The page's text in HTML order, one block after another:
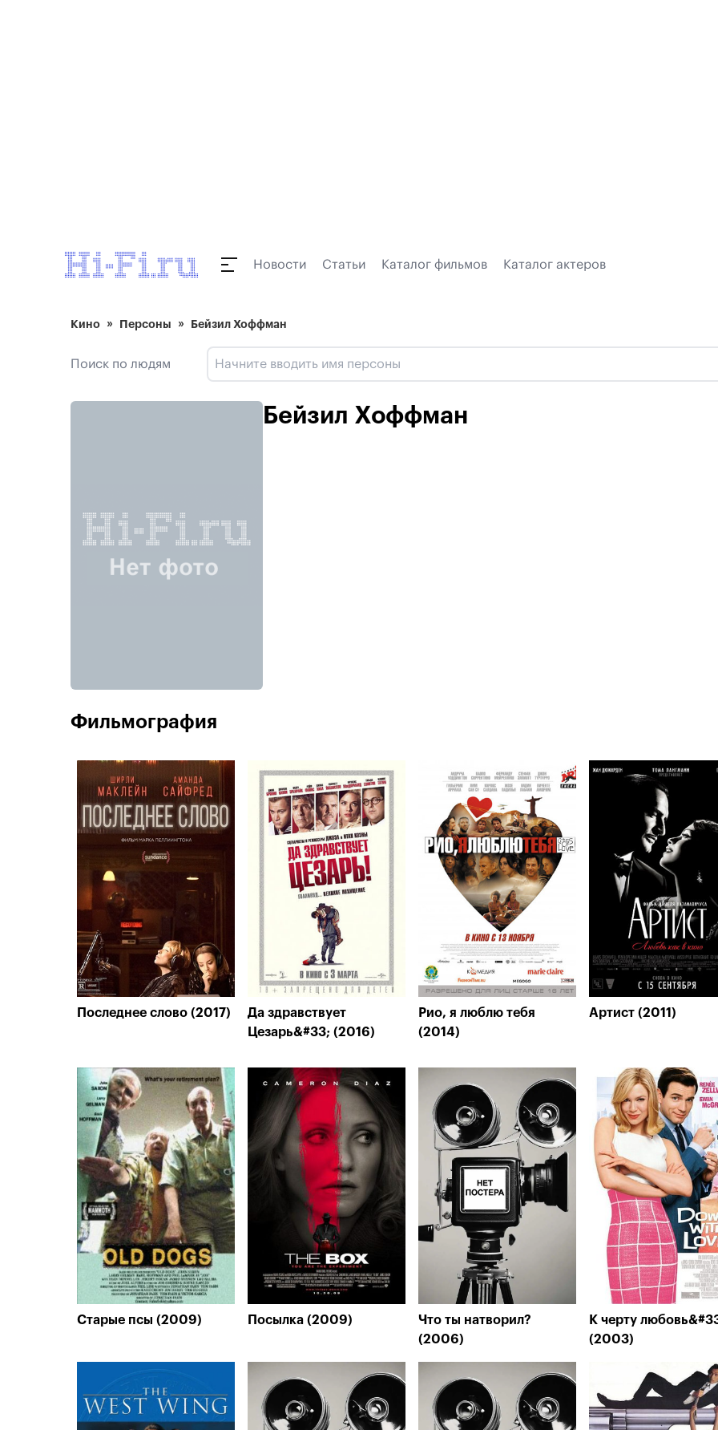
Новости Статьи Каталог фильмов Каталог актеров
Кино Персоны Бейзил Хоффман
Поиск по людям
Бейзил Хоффман
Фильмография
Последнее слово (2017)
Да здравствует
Цезарь&#33; (2016)
Рио, я люблю тебя
(2014)
Артист (2011)
Старые псы (2009) Посылка (2009)
Что ты натворил?
(2006)
К черту
(2003)